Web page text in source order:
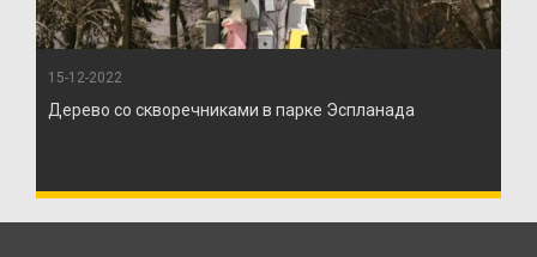
15-12-2022
Дерево со скворечниками в парке Эспланада